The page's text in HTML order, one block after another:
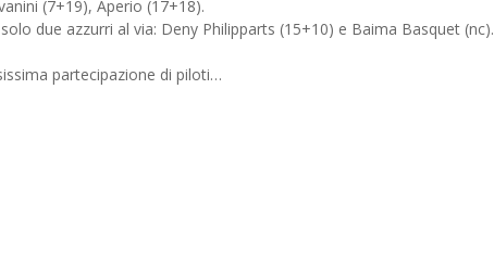
(7+19), Aperio (17+18).
due azzurri al via: Deny Philipparts (15+10) e Baima Basquet (nc).
partecipazione di piloti…